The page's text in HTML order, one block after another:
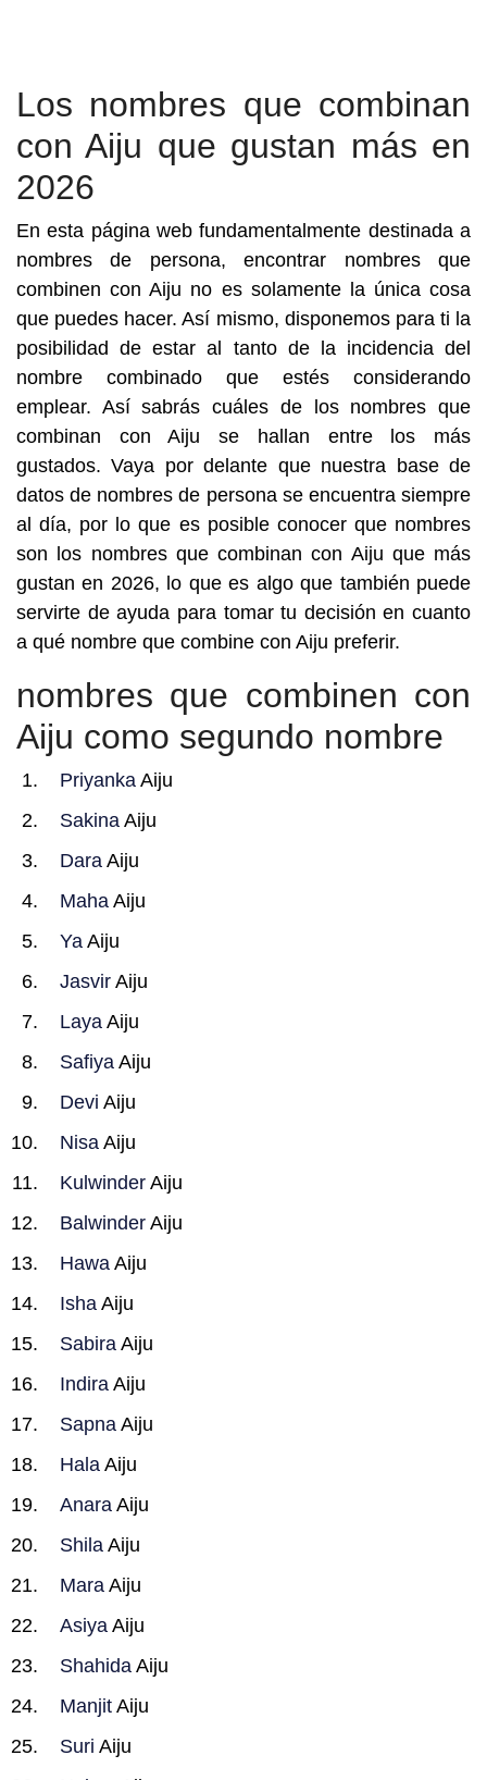
Los nombres que combinan
con Aiju que gustan más en
2026
En esta página web fundamentalmente destinada a
nombres de persona, encontrar nombres que
combinen con Aiju no es solamente la única cosa
que puedes hacer. Así mismo, disponemos para ti la
posibilidad de estar al tanto de la incidencia del
nombre combinado que estés considerando
emplear. Así sabrás cuáles de los nombres que
combinan con Aiju se hallan entre los más
gustados. Vaya por delante que nuestra base de
datos de nombres de persona se encuentra siempre
al día, por lo que es posible conocer que nombres
son los nombres que combinan con Aiju que más
gustan en 2026, lo que es algo que también puede
servirte de ayuda para tomar tu decisión en cuanto
a qué nombre que combine con Aiju preferir.
nombres que combinen con
Aiju como segundo nombre
Priyanka Aiju
Sakina Aiju
Dara Aiju
Maha Aiju
Ya Aiju
Jasvir Aiju
Laya Aiju
Safiya Aiju
Devi Aiju
Nisa Aiju
Kulwinder Aiju
Balwinder Aiju
Hawa Aiju
Isha Aiju
Sabira Aiju
Indira Aiju
Sapna Aiju
Hala Aiju
Anara Aiju
Shila Aiju
Mara Aiju
Asiya Aiju
Shahida Aiju
Manjit Aiju
Suri Aiju